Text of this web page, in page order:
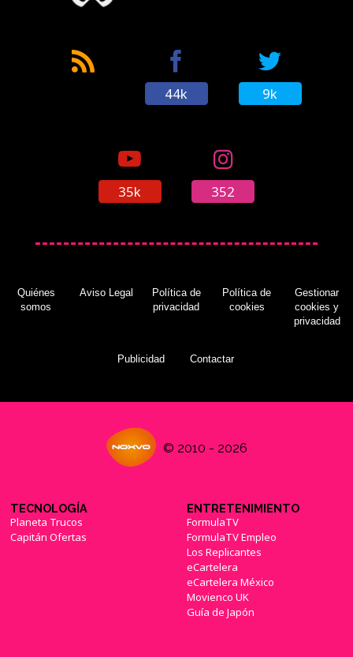
44k 9k
35k 352
Quiénes
somos
Aviso Legal
Política de
privacidad
Política de
cookies
Gestionar
cookies y
privacidad
Publicidad Contactar
© 2010 - 2026
TECNOLOGÍA
Planeta Trucos
Capitán Ofertas
ENTRETENIMIENTO
FormulaTV
FormulaTV Empleo
Los Replicantes
eCartelera
eCartelera México
Movienco UK
Guía de Japón